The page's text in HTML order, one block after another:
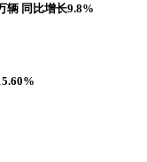
辆 同比增长9.8%